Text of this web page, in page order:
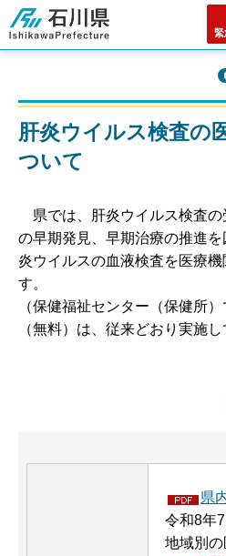
石川県
緊
肝炎ウイルス検査の
ついて
県では、肝炎ウイルス検査
の早期発見、早期治療の推進
炎ウイルスの血液検査を医療
す。
（保健福祉センター（保健所
（無料）は、従来どおり実施し
県
令和8年
地域別